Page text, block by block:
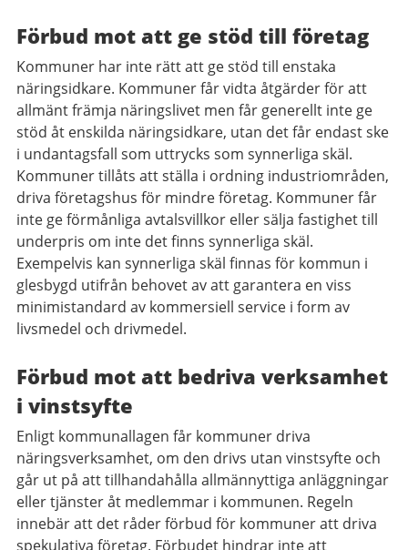
Förbud mot att ge stöd till företag
Kommuner har inte rätt att ge stöd till enstaka
näringsidkare. Kommuner får vidta åtgärder för att
allmänt främja näringslivet men får generellt inte ge
stöd åt enskilda näringsidkare, utan det får endast ske
i undantagsfall som uttrycks som synnerliga skäl.
Kommuner tillåts att ställa i ordning industriområden,
driva företagshus för mindre företag. Kommuner får
inte ge förmånliga avtalsvillkor eller sälja fastighet till
underpris om inte det finns synnerliga skäl.
Exempelvis kan synnerliga skäl finnas för kommun i
glesbygd utifrån behovet av att garantera en viss
minimistandard av kommersiell service i form av
livsmedel och drivmedel.
Förbud mot att bedriva verksamhet
i vinstsyfte
Enligt kommunallagen får kommuner driva
näringsverksamhet, om den drivs utan vinstsyfte och
går ut på att tillhandahålla allmännyttiga anläggningar
eller tjänster åt medlemmar i kommunen. Regeln
innebär att det råder förbud för kommuner att driva
spekulativa företag. Förbudet hindrar inte att